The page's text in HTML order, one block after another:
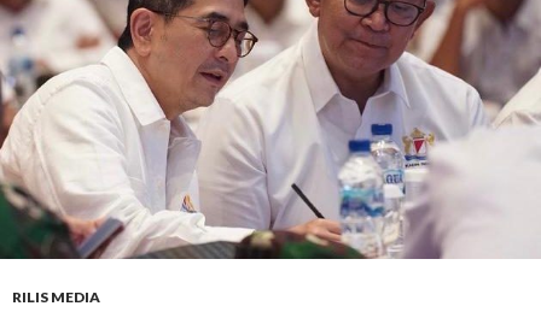
RILIS MEDIA